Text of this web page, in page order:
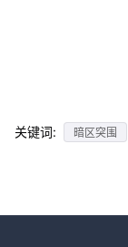
关键词: 暗区突围